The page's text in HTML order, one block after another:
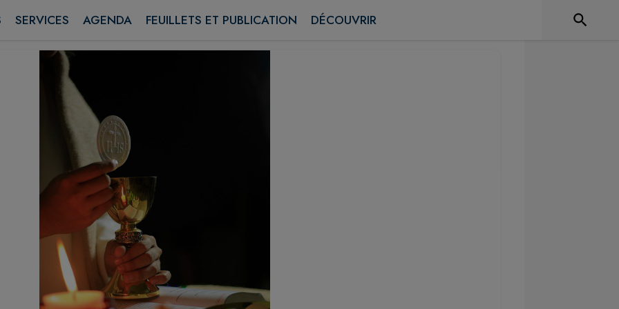
SERVICES AGENDA FEUILLETS ET PUBLICATION DÉCOUVRIR
messes